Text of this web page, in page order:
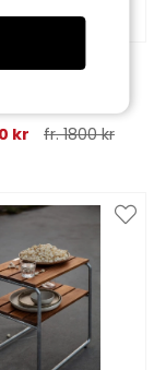
kr
fr. 1800 kr